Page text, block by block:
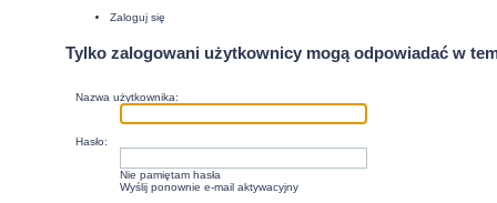
Zaloguj się
Tylko zalogowani użytkownicy mogą odpowiadać w
Nazwa użytkownika:
Hasło:
Nie pamiętam hasła
Wyślij ponownie e-mail aktywacyjny